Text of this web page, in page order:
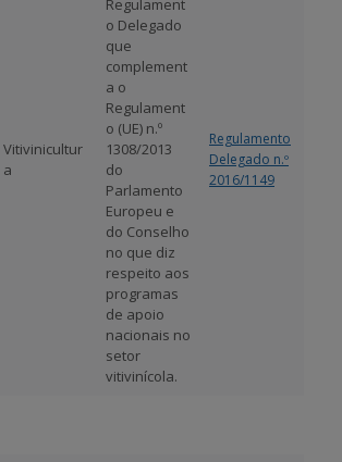
Vitivinicultur
a
Regulament
o Delegado
que
complement
a o
Regulament
o (UE) n.º
1308/2013
do
Parlamento
Europeu e
do Conselho
no que diz
respeito aos
programas
de apoio
nacionais no
setor
vitivinícola.
Regulamento
Delegado n.º
2016/1149